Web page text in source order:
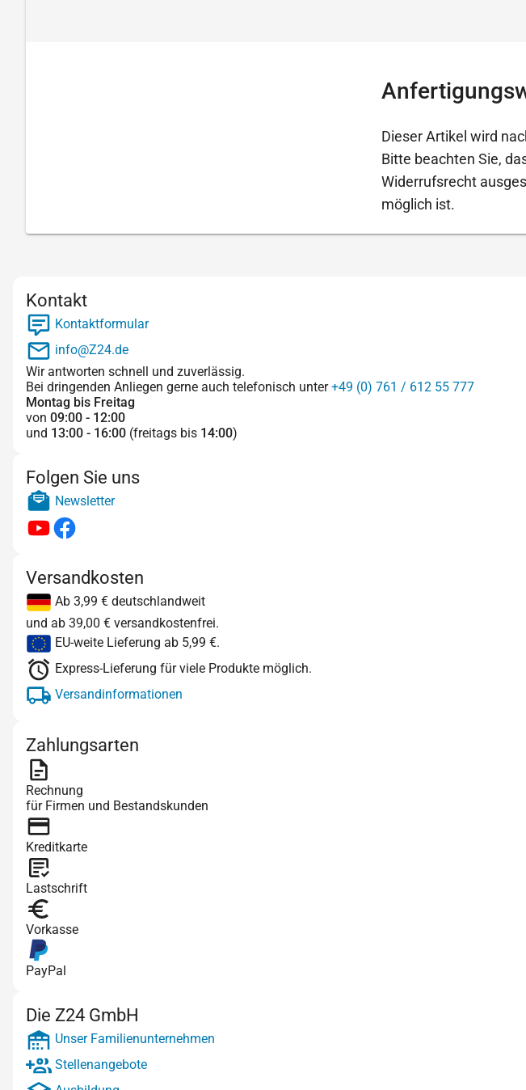
Dieser Artikel wird
Bitte beachten Sie,
Widerrufsrecht
möglich ist.
Kontakt
Kontaktformular
info@Z24.de
Wir antworten schnell und zuverlässig.
Bei dringenden Anliegen gerne auch telefonisch unter+49 (0) 761 / 612 55 777
Montag bis Freitag
von 09:00 - 12:00
und 13:00 - 16:00 (freitags bis 14:00)
Folgen Sie uns
Newsletter
Versandkosten
Ab 3,99 € deutschlandweit
und ab 39,00 € versandkostenfrei.
EU-weite Lieferung ab 5,99 €.
Express-Lieferung für viele Produkte möglich.
Versandinformationen
Zahlungsarten
Rechnung
für Firmen und Bestandskunden
Kreditkarte
Lastschrift
Vorkasse
PayPal
Die Z24 GmbH
Unser Familienunternehmen
Stellenangebote